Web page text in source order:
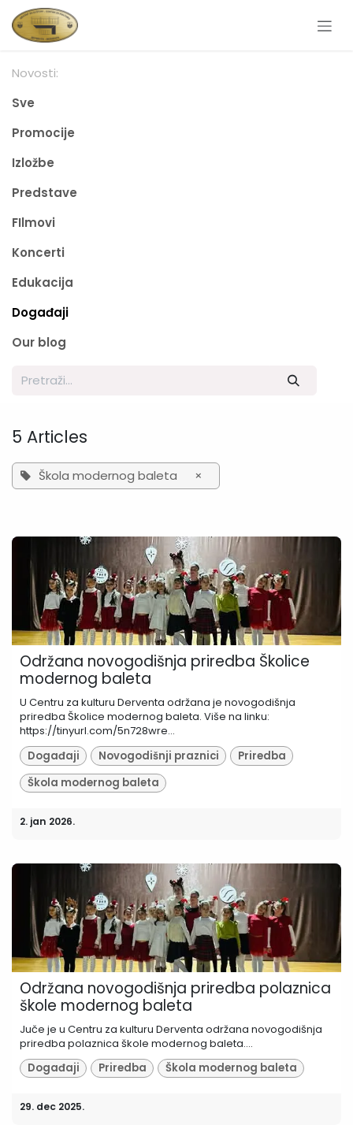
Skip to Content
Novosti:
Sve
Promocije
Izložbe
Predstave
FIlmovi
Koncerti
Edukacija
Događaji
Our blog
5 Articles
Škola modernog baleta ×
Održana novogodišnja priredba Školice
modernog baleta
U Centru za kulturu Derventa održana je novogodišnja
priredba Školice modernog baleta. Više na linku:
https://tinyurl.com/5n728wre...
Događaji
Novogodišnji praznici
Priredba
Škola modernog baleta
2. jan 2026.
Održana novogodišnja priredba polaznica
škole modernog baleta
Juče je u Centru za kulturu Derventa održana novogodišnja
priredba polaznica škole modernog baleta....
Događaji
Priredba Škola modernog baleta
29. dec 2025.